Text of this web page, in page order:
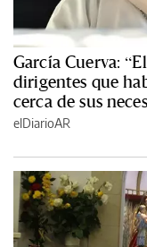
García Cuerva:
dirigentes que
cerca de sus
elDiarioAR